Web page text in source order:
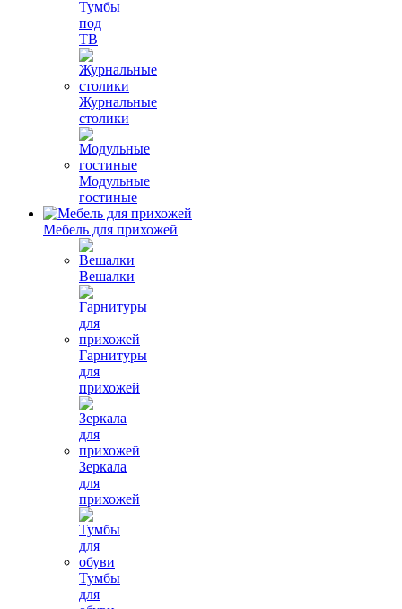
Тумбы
под
ТВ
Журнальные
столики
Модульные
гостиные
Мебель для прихожей
Вешалки
Гарнитуры
для
прихожей
Зеркала
для
прихожей
Тумбы
для